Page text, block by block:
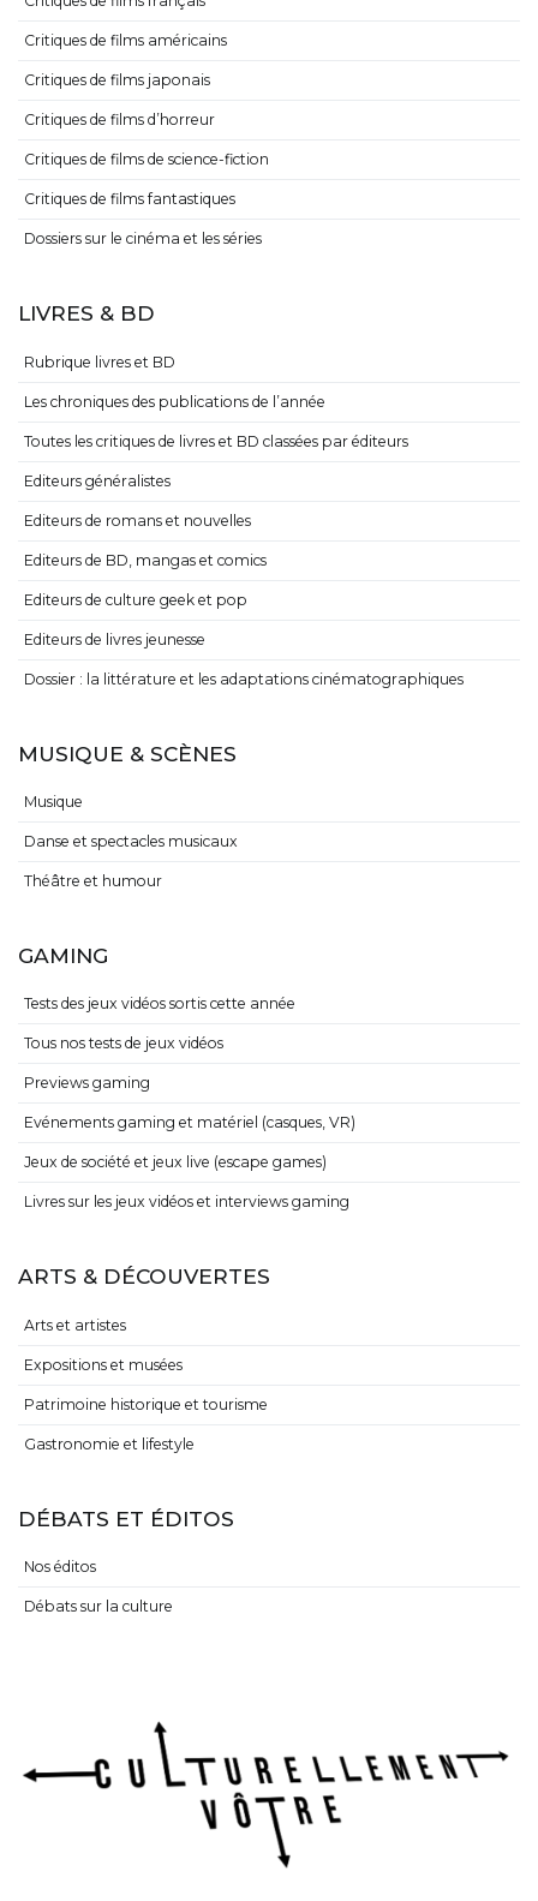
Critiques de films américains
Critiques de films japonais
Critiques de films d’horreur
Critiques de films de science-fiction
Critiques de films fantastiques
Dossiers sur le cinéma et les séries
LIVRES & BD
Rubrique livres et BD
Les chroniques des publications de l’année
Toutes les critiques de livres et BD classées par éditeurs
Editeurs généralistes
Editeurs de romans et nouvelles
Editeurs de BD, mangas et comics
Editeurs de culture geek et pop
Editeurs de livres jeunesse
Dossier : la littérature et les adaptations cinématographiques
MUSIQUE & SCÈNES
Musique
Danse et spectacles musicaux
Théâtre et humour
GAMING
Tests des jeux vidéos sortis cette année
Tous nos tests de jeux vidéos
Previews gaming
Evénements gaming et matériel (casques, VR)
Jeux de société et jeux live (escape games)
Livres sur les jeux vidéos et interviews gaming
ARTS & DÉCOUVERTES
Arts et artistes
Expositions et musées
Patrimoine historique et tourisme
Gastronomie et lifestyle
DÉBATS ET ÉDITOS
Nos éditos
Débats sur la culture